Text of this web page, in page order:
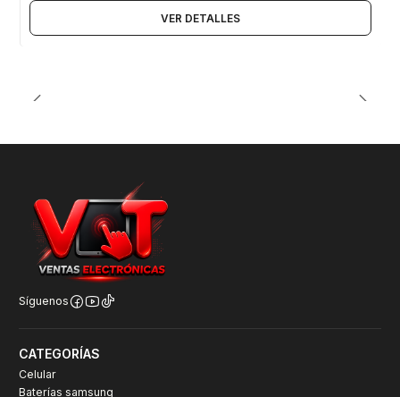
VER DETALLES
Síguenos
CATEGORÍAS
Celular
Baterías samsung